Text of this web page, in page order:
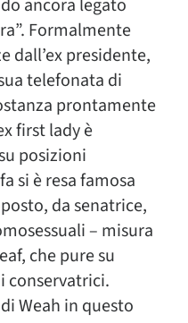
ancora legato
Formalmente
dall’ex presidente,
telefonata di
prontamente
first lady è
posizioni
si è resa famosa
da senatrice,
– misura
che pure su
conservatrici.
Weah in questo